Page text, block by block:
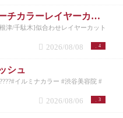
夏カラーブリーチカラーレイヤーカット
津/千駄木]似合わせレイヤーカット
4
2026/08/08
シュ
イルミナカラー #渋谷美容院 #
3
2026/08/06